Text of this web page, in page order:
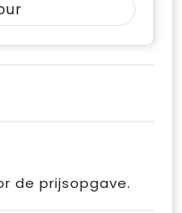
de prijsopgave.